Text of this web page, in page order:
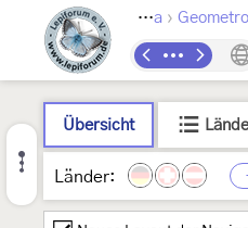
Lepidoptera ›
Übersicht
Länder: